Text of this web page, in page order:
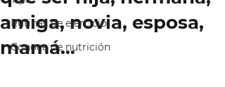
Rutinas de ejercicio
Conoce de nutrición
amiga, novia, esposa,
mamá…